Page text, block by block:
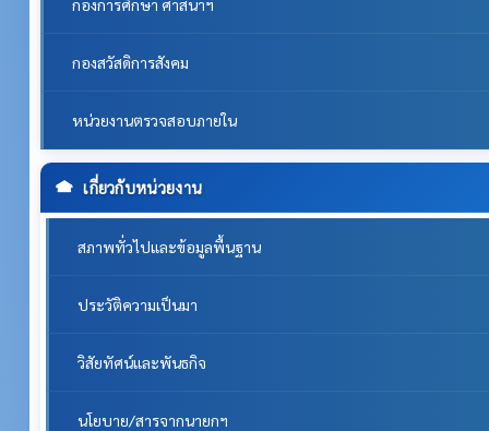
กองการศึกษา ศาสนาฯ
กองสวัสดิการสังคม
หน่วยงานตรวจสอบภายใน
เกี่ยวกับหน่วยงาน
สภาพทั่วไปและข้อมูลพื้นฐาน
ประวัติความเป็นมา
วิสัยทัศน์และพันธกิจ
นโยบาย/สารจากนายกฯ